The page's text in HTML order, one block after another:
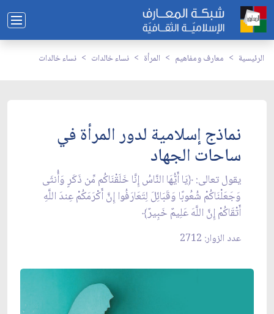
الرئيسية معارف ومفاهيم المرأة نساء خالدات نساء خالدات
نماذج إسلامية لدور المرأة في
ساحات الجهاد
يقول تعالى: ﴿يَا أَيُّهَا النَّاسُ إِنَّا خَلَقْنَاكُم مِّن ذَكَرٍ وَأُنثَى
وَجَعَلْنَاكُمْ شُعُوبًا وَقَبَائِلَ لِتَعَارَفُوا إِنَّ أَكْرَمَكُمْ عِندَ اللَّهِ
أَتْقَاكُمْ إِنَّ اللَّهَ عَلِيمٌ خَبِيرٌ﴾
عدد الزوار: 2712